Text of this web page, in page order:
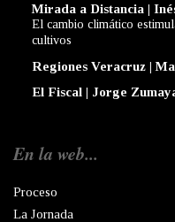
Mirada a Distancia |
El cambio climático
cultivos
Regiones Veracruz |
El Fiscal | Jorge
En la web...
Proceso
La Jornada